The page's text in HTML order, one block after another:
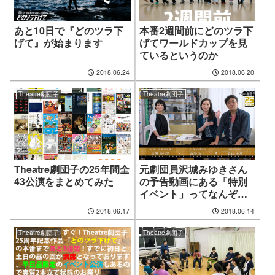
あと10日で『どのツラ下
げて』が始まります
2018.06.24
本番2週間前にどのツラ下
げてワールドカップを見
ているというのか
2018.06.20
Theatre劇団子
Theatre劇団子の25年間全
43公演をまとめてみた
2018.06.17
Theatre劇団子
元劇団員沢城みゆきさん
の予告動画にある「特別
イベント」ってなんぞ？
詳しく説明します 2018.06.14
Theatre劇団子 Theatre劇団子